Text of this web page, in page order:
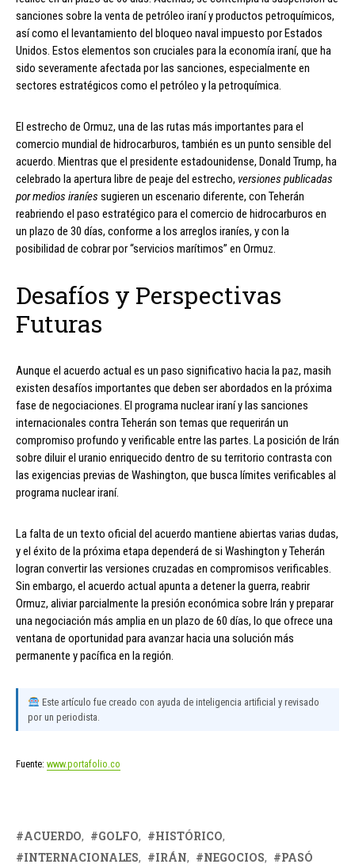
sanciones sobre la venta de petróleo iraní y productos petroquímicos,
así como el levantamiento del bloqueo naval impuesto por Estados
Unidos. Estos elementos son cruciales para la economía iraní, que ha
sido severamente afectada por las sanciones, especialmente en
sectores estratégicos como el petróleo y la petroquímica.
El estrecho de Ormuz, una de las rutas más importantes para el
comercio mundial de hidrocarburos, también es un punto sensible del
acuerdo. Mientras que el presidente estadounidense, Donald Trump, ha
celebrado la apertura libre de peaje del estrecho, versiones publicadas
por medios iraníes sugieren un escenario diferente, con Teherán
reabriendo el paso estratégico para el comercio de hidrocarburos en
un plazo de 30 días, conforme a los arreglos iraníes, y con la
posibilidad de cobrar por “servicios marítimos” en Ormuz.
Desafíos y Perspectivas
Futuras
Aunque el acuerdo actual es un paso significativo hacia la paz, masih
existen desafíos importantes que deben ser abordados en la próxima
fase de negociaciones. El programa nuclear iraní y las sanciones
internacionales contra Teherán son temas que requerirán un
compromiso profundo y verificable entre las partes. La posición de Irán
sobre diluir el uranio enriquecido dentro de su territorio contrasta con
las exigencias previas de Washington, que busca límites verificables al
programa nuclear iraní.
La falta de un texto oficial del acuerdo mantiene abiertas varias dudas,
y el éxito de la próxima etapa dependerá de si Washington y Teherán
logran convertir las versiones cruzadas en compromisos verificables.
Sin embargo, el acuerdo actual apunta a detener la guerra, reabrir
Ormuz, aliviar parcialmente la presión económica sobre Irán y preparar
una negociación más amplia en un plazo de 60 días, lo que ofrece una
ventana de oportunidad para avanzar hacia una solución más
permanente y pacífica en la región.
Este artículo fue creado con ayuda de inteligencia artificial y revisado
por un periodista.
Fuente: www.portafolio.co
ACUERDO GOLFO
HISTÓRICO
INTERNACIONALES
IRÁN NEGOCIOS PASÓ